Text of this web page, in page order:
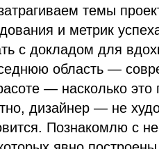
темы
и метрик
с докладом для
область —
— насколько это
дизайнер — не
Познакомлю с